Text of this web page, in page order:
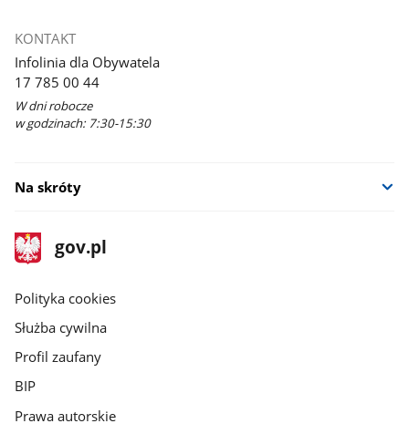
KONTAKT
Infolinia dla Obywatela
17 785 00 44
W dni robocze
w godzinach: 7:30-15:30
Na skróty
stopka
gov.pl
Strona
gov.pl
gov.pl
Polityka cookies
Służba cywilna
Profil zaufany
BIP
Prawa autorskie